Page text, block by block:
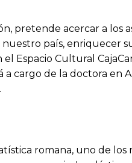
pretende acercar a los
país, enriquecer
Espacio Cultural
a cargo de la doctora en
romana, uno de los